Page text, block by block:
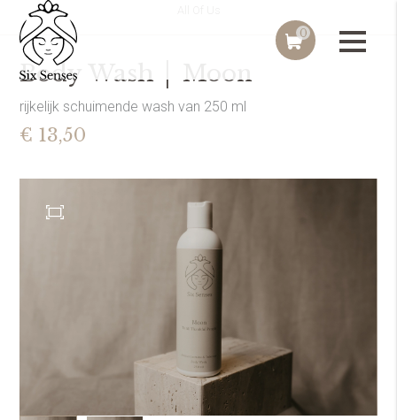
0
Body Wash │ Moon
rijkelijk schuimende wash van 250 ml
€ 13,50